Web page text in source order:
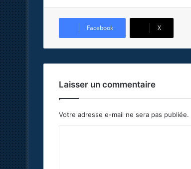
Facebook X
Laisser un commentaire
Votre adresse e-mail ne sera pas publiée.